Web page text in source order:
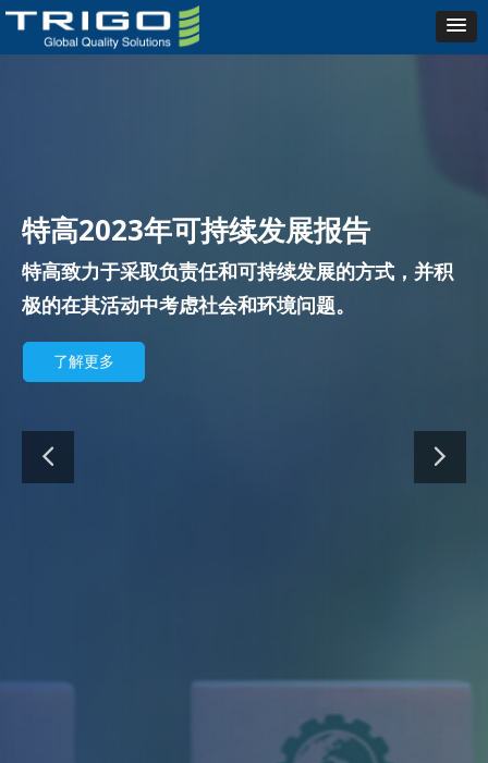
特高2023年可持续发展报告
特高致力于采取负责任和可持续发展的方式，并积
极的在其活动中考虑社会和环境问题。
了解更多